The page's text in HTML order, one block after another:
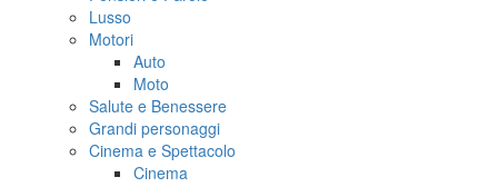
Lusso
Motori
Auto
Moto
Salute e Benessere
Grandi personaggi
Cinema e Spettacolo
Cinema